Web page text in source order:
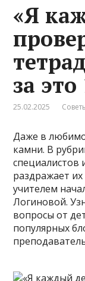
«Я
за
25.02.2025
Даже в
камни. В
специалистов
раздражает
учителем
Логиновой.
вопросы от
популярных